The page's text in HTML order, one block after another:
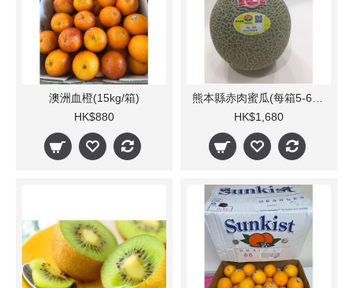
澳洲血橙(15kg/箱)
HK$880
HK$1,680